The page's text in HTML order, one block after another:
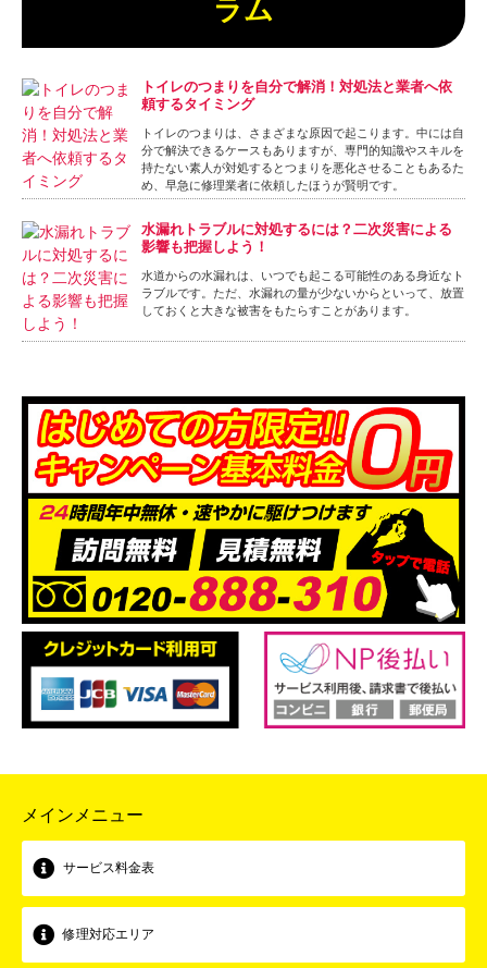
ラム
トイレのつまりを自分で解消！対処法と業者へ依
頼するタイミング
トイレのつまりは、さまざまな原因で起こります。中には自
分で解決できるケースもありますが、専門的知識やスキルを
持たない素人が対処するとつまりを悪化させることもあるた
め、早急に修理業者に依頼したほうが賢明です。
水漏れトラブルに対処するには？二次災害による
影響も把握しよう！
水道からの水漏れは、いつでも起こる可能性のある身近なト
ラブルです。ただ、水漏れの量が少ないからといって、放置
しておくと大きな被害をもたらすことがあります。
メインメニュー
サービス料金表
修理対応エリア